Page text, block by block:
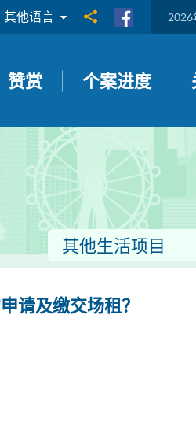
其他语言 分享到 2026
赞赏 个案进度
其他生活项目
请及缴交场租？